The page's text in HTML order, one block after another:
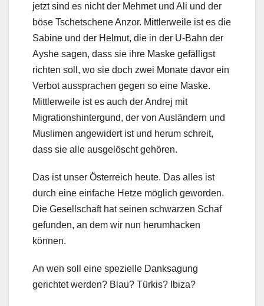
jetzt sind es nicht der Mehmet und Ali und der
böse Tschetschene Anzor. Mittlerweile ist es die
Sabine und der Helmut, die in der U-Bahn der
Ayshe sagen, dass sie ihre Maske gefälligst
richten soll, wo sie doch zwei Monate davor ein
Verbot aussprachen gegen so eine Maske.
Mittlerweile ist es auch der Andrej mit
Migrationshintergund, der von Ausländern und
Muslimen angewidert ist und herum schreit,
dass sie alle ausgelöscht gehören.
Das ist unser Österreich heute. Das alles ist
durch eine einfache Hetze möglich geworden.
Die Gesellschaft hat seinen schwarzen Schaf
gefunden, an dem wir nun herumhacken
können.
An wen soll eine spezielle Danksagung
gerichtet werden? Blau? Türkis? Ibiza?